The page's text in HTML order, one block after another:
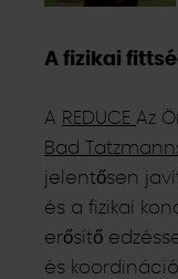
A fizikai
A REDUCE Az
Bad
jelentősen
és a fizikai
erősítő
és